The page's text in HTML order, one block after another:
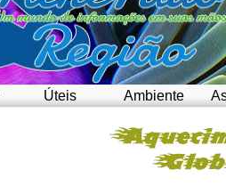
Úteis Ambiente